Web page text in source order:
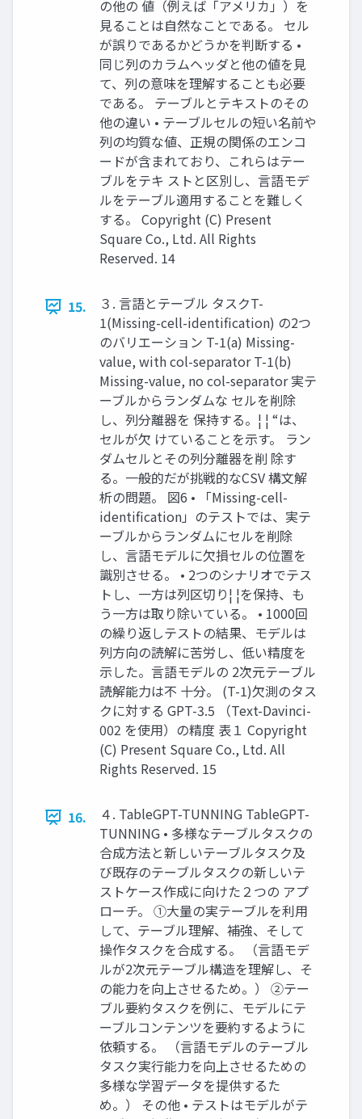
の他の 値（例えば「アメリカ」）を
見ることは自然なことである。 セル
が誤りであるかどうかを判断する •
同じ列のカラムヘッダと他の値を見
て、列の意味を理解することも必要
である。 テーブルとテキストのその
他の違い • テーブルセルの短い名前や
列の均質な値、正規の関係のエンコ
ードが含まれており、これらはテー
ブルをテキ ストと区別し、言語モデ
ルをテーブル適用することを難しく
する。 Copyright (C) Present
Square Co., Ltd. All Rights
Reserved. 14
15.
３. 言語とテーブル タスクT-
1(Missing-cell-identification) の2つ
のバリエーション T-1(a) Missing-
value, with col-separator T-1(b)
Missing-value, no col-separator 実テ
ーブルからランダムな セルを削除
し、列分離器を 保持する。¦ ¦ “は、
セルが欠 けていることを示す。 ラン
ダムセルとその列分離器を削 除す
る。一般的だが挑戦的なCSV 構文解
析の問題。 図6 • 「Missing-cell-
identification」のテストでは、実テ
ーブルからランダムにセルを削除
し、言語モデルに欠損セルの位置を
識別させる。 • 2つのシナリオでテス
トし、一方は列区切り¦ ¦を保持、も
う一方は取り除いている。 • 1000回
の繰り返しテストの結果、モデルは
列方向の読解に苦労し、低い精度を
示した。言語モデルの 2次元テーブル
読解能力は不 十分。 (T-1)欠測のタス
クに対する GPT-3.5 （Text-Davinci-
002 を使用）の精度 表１ Copyright
(C) Present Square Co., Ltd. All
Rights Reserved. 15
16.
４. TableGPT-TUNNING TableGPT-
TUNNING • 多様なテーブルタスクの
合成方法と新しいテーブルタスク及
び既存のテーブルタスクの新しいテ
ストケース作成に向けた２つの アプ
ローチ。 ①大量の実テーブルを利用
して、テーブル理解、補強、そして
操作タスクを合成する。 （言語モデ
ルが2次元テーブル構造を理解し、そ
の能力を向上させるため。） ②テー
ブル要約タスクを例に、モデルにテ
ーブルコンテンツを要約するように
依頼する。 （言語モデルのテーブル
タスク実行能力を向上させるための
多様な学習データを提供するた
め。） その他 • テストはモデルがテ